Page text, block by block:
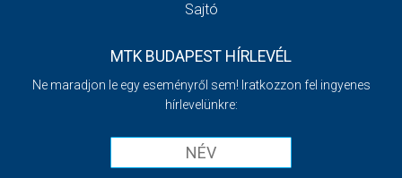
Sajtó
MTK BUDAPEST HÍRLEVÉL
Ne maradjon le egy eseményről sem! Iratkozzon fel ingyenes
hírlevelünkre: